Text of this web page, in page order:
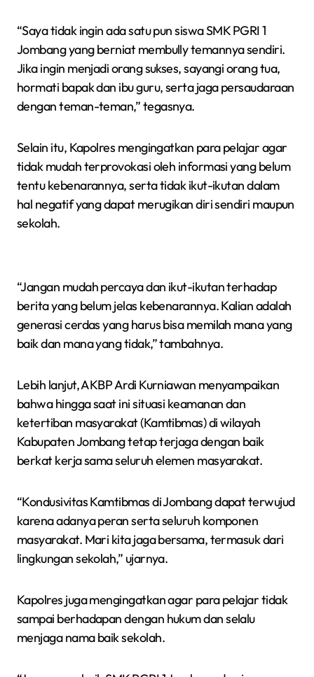
“Saya tidak ingin ada satu pun siswa SMK PGRI 1
Jombang yang berniat membully temannya sendiri.
Jika ingin menjadi orang sukses, sayangi orang tua,
hormati bapak dan ibu guru, serta jaga persaudaraan
dengan teman-teman,” tegasnya.
Selain itu, Kapolres mengingatkan para pelajar agar
tidak mudah terprovokasi oleh informasi yang belum
tentu kebenarannya, serta tidak ikut-ikutan dalam
hal negatif yang dapat merugikan diri sendiri maupun
sekolah.
“Jangan mudah percaya dan ikut-ikutan terhadap
berita yang belum jelas kebenarannya. Kalian adalah
generasi cerdas yang harus bisa memilah mana yang
baik dan mana yang tidak,” tambahnya.
Lebih lanjut, AKBP Ardi Kurniawan menyampaikan
bahwa hingga saat ini situasi keamanan dan
ketertiban masyarakat (Kamtibmas) di wilayah
Kabupaten Jombang tetap terjaga dengan baik
berkat kerja sama seluruh elemen masyarakat.
“Kondusivitas Kamtibmas di Jombang dapat terwujud
karena adanya peran serta seluruh komponen
masyarakat. Mari kita jaga bersama, termasuk dari
lingkungan sekolah,” ujarnya.
Kapolres juga mengingatkan agar para pelajar tidak
sampai berhadapan dengan hukum dan selalu
menjaga nama baik sekolah.